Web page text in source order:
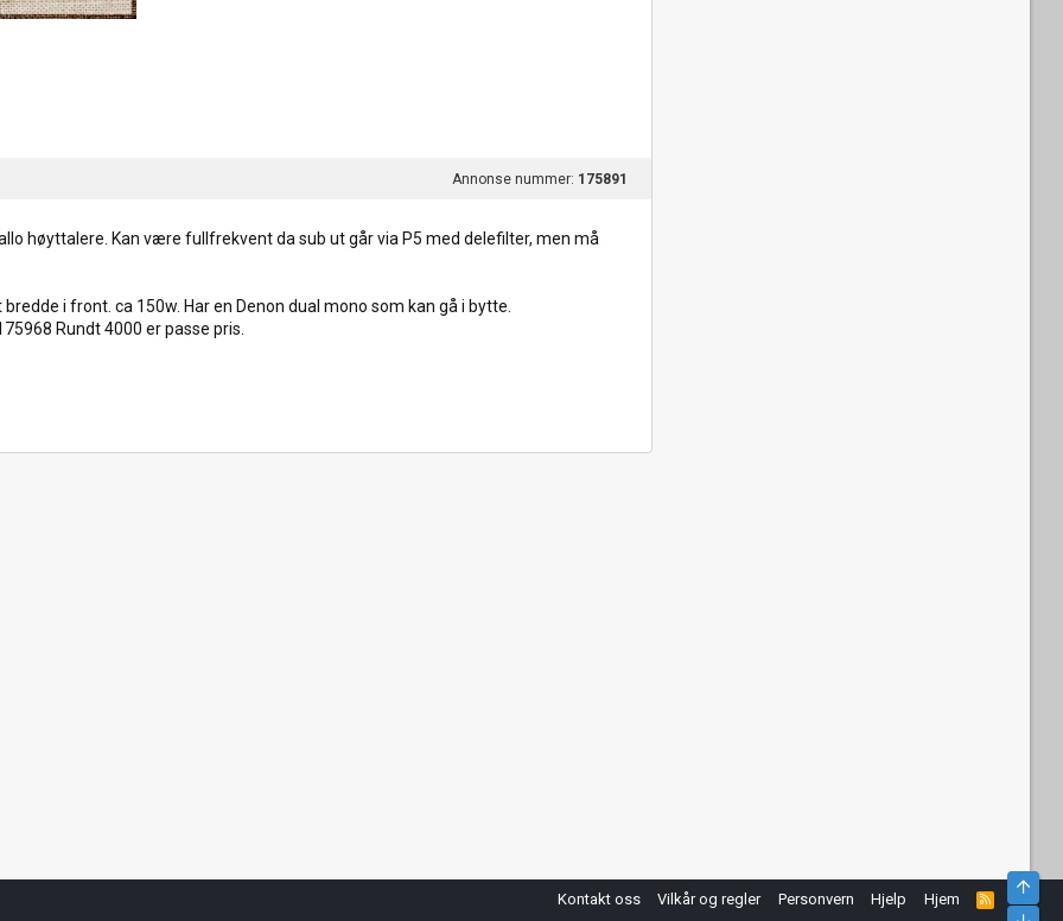
Annonse nummer: 175891
høyttalere. Kan være fullfrekvent da sub ut går via P5 med delefilter, men må
i front. ca 150w. Har en Denon dual mono som kan gå i bytte.
Rundt 4000 er passe pris.
Kontakt oss Vilkår og regler Personvern Hjelp Hjem
R
Topp